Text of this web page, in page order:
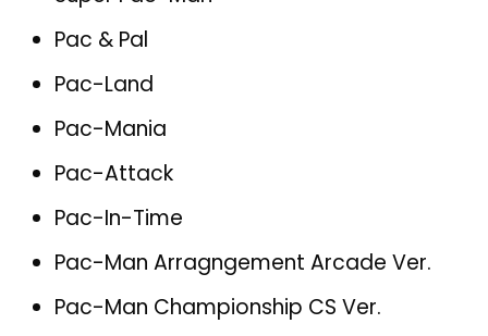
Pac & Pal
Pac-Land
Pac-Mania
Pac-Attack
Pac-In-Time
Pac-Man Arragngement Arcade Ver.
Pac-Man Championship CS Ver.